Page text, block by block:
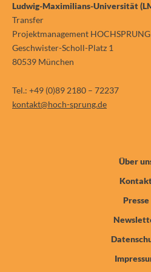
Ludwig-Maximilians-Universität
Transfer
Projektmanagement HOCHSPRUNG
Geschwister-Scholl-Platz 1
80539 München
Tel.: +49 (0)89 2180 – 72237
kontakt@hoch-sprung.de
Über
Presse